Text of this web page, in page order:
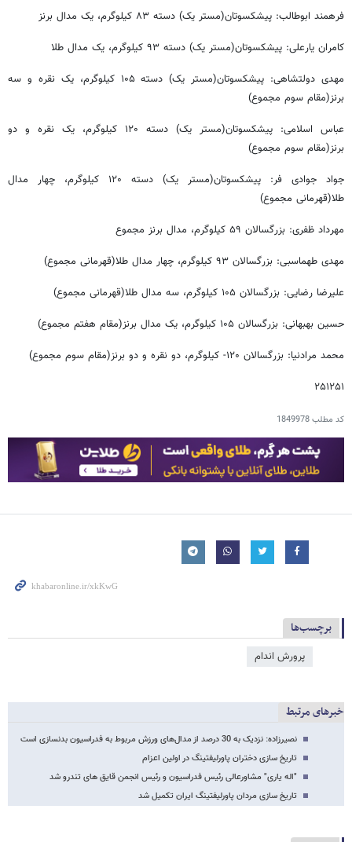
فرهمند ابوطالب: پیشکسوتان(مستر یک) دسته ۸۳ کیلوگرم، یک مدال برنز
کامران یارعلی: پیشکسوتان(مستر یک) دسته ۹۳ کیلوگرم، یک مدال طلا
مهدی دولتشاهی: پیشکسوتان(مستر یک) دسته ۱۰۵ کیلوگرم، یک نقره و سه
برنز(مقام سوم مجموع)
عباس اسلامی: پیشکسوتان(مستر یک) دسته ۱۲۰ کیلوگرم، یک نقره و دو
برنز(مقام سوم مجموع)
جواد جوادی فر: پیشکسوتان(مستر یک) دسته ۱۲۰ کیلوگرم، چهار مدال
طلا(قهرمانی مجموع)
مهرداد ظفری: بزرگسالان ۵۹ کیلوگرم، مدال برنز مجموع
مهدی طهماسبی: بزرگسالان ۹۳ کیلوگرم، چهار مدال طلا(قهرمانی مجموع)
علیرضا رضایی: بزرگسالان ۱۰۵ کیلوگرم، سه مدال طلا(قهرمانی مجموع)
حسین بهبهانی: بزرگسالان ۱۰۵ کیلوگرم، یک مدال برنز(مقام هفتم مجموع)
محمد مرادنیا: بزرگسالان ۱۲۰- کیلوگرم، دو نقره و دو برنز(مقام سوم مجموع)
۲۵۱۲۵۱
کد مطلب1849978
برچسب‌ها
پرورش اندام
خبرهای مرتبط
نصیرزاده: نزدیک به 30 درصد از مدال‌های ورزش مربوط به فدراسیون بدنسازی است
تاریخ سازی دختران پاورلیفتینگ در اولین اعزام
"اله یاری" مشاورعالی رئیس فدراسیون و رئیس انجمن قایق های تندرو شد
تاریخ سازی مردان پاورلیفتینگ ایران تکمیل شد